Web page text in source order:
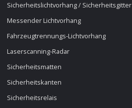
Sicherheitslichtvorhang / Sicherheitsgitter
Messender Lichtvorhang
Fahrzeugtrennungs-Lichtvorhang
Laserscanning-Radar
Sicherheitsmatten
Sicherheitskanten
Sicherheitsrelais